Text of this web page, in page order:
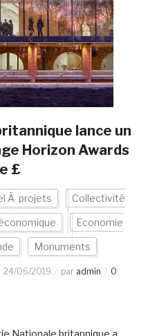
lance un
Horizon Awards
£
Ã projets Collectivité
Economie
Monuments
24/06/2019 par admin
0